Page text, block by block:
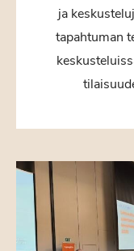
ja
tapahtuman